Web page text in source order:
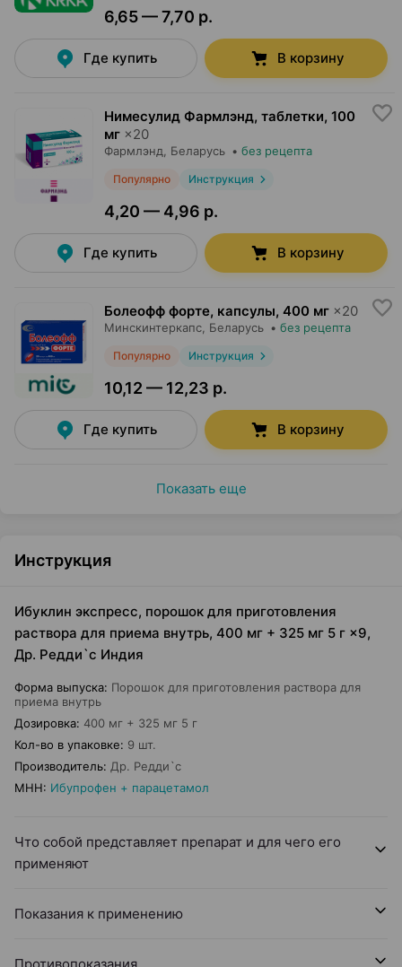
6,65 — 7,70 р.
Где купить В корзину
Нимесулид Фармлэнд, таблетки, 100
мг ×20
Фармлэнд , Беларусь • без рецепта
Популярно Инструкция
4,20 — 4,96 р.
Где купить В корзину
Болеофф форте, капсулы, 400 мг ×20
Минскинтеркапс , Беларусь • без рецепта
Популярно Инструкция
10,12 — 12,23 р.
Где купить В корзину
Показать еще
Инструкция
Ибуклин экспресс, порошок для приготовления
раствора для приема внутрь, 400 мг + 325 мг 5 г ×9,
Др. Редди`с Индия
Форма выпуска: Порошок для приготовления раствора для
приема внутрь
Дозировка: 400 мг + 325 мг 5 г
Кол-во в упаковке: 9 шт.
Производитель: Др. Редди`с
МНН: Ибупрофен + парацетамол
Что собой представляет препарат и для чего его
применяют
Показания к применению